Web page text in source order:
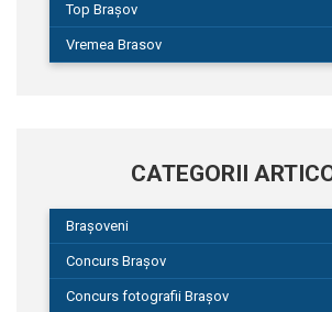
Top Brașov
Vremea Brasov
CATEGORII
Brașoveni
Concurs Brașov
Concurs fotografii Brașov